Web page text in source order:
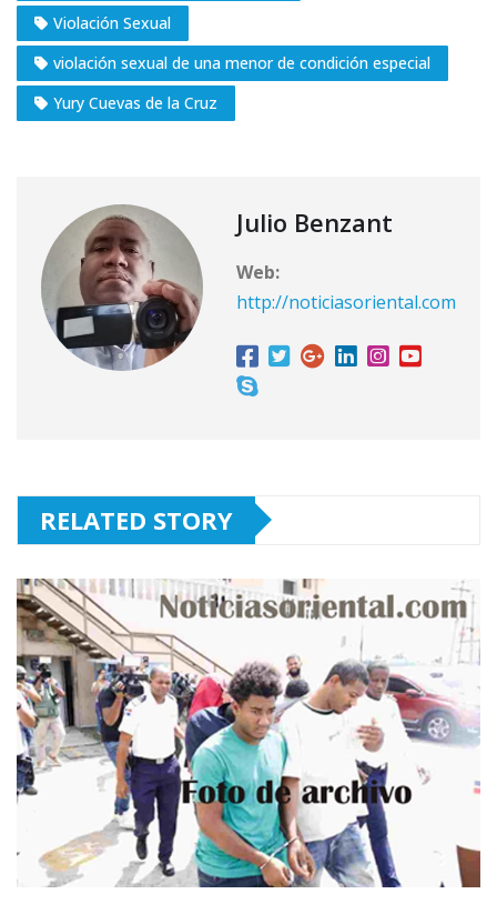
Violación Sexual
violación sexual de una menor de condición especial
Yury Cuevas de la Cruz
Julio Benzant
Web:
http://noticiasoriental.com
RELATED STORY